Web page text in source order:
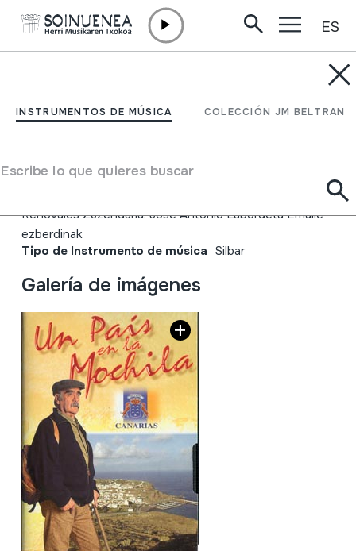
INSTRUMENTOS DE MÚSICA COLECCIÓN JM BELTRAN
Escribe lo que quieres buscar
ES
Un País en la Mochila. La
Autor
Renovales Zuzendaria: Jose Antonio Labordeta Emaile
ezberdinak
Tipo de Instrumento de música Silbar
Galería de imágenes